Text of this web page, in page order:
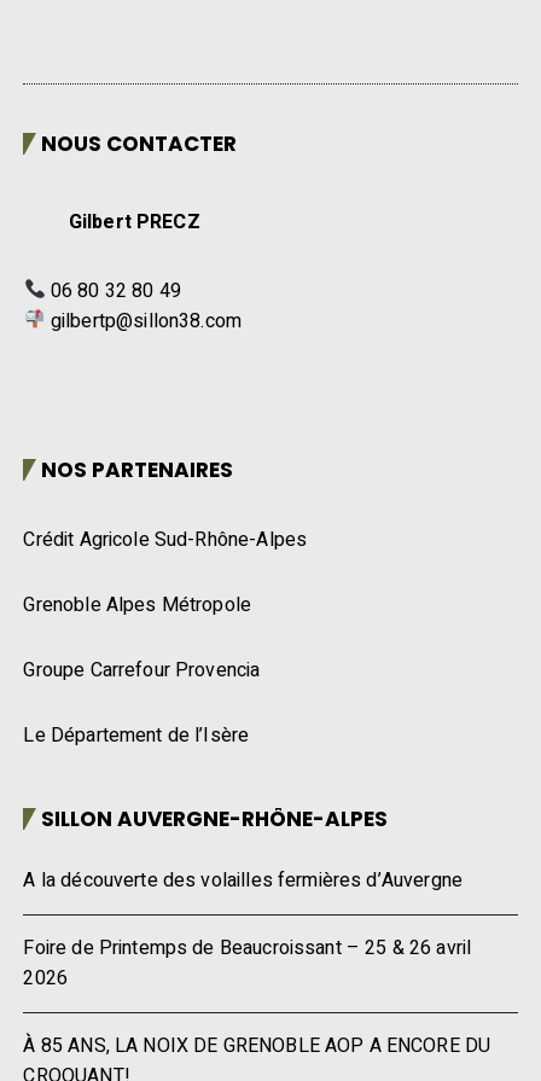
NOUS CONTACTER
Gilbert PRECZ
06 80 32 80 49
gilbertp@sillon38.com
NOS PARTENAIRES
Crédit Agricole Sud-Rhône-Alpes
Grenoble Alpes Métropole
Groupe Carrefour Provencia
Le Département de l’Isère
SILLON AUVERGNE-RHÔNE-ALPES
A la découverte des volailles fermières d’Auvergne
Foire de Printemps de Beaucroissant – 25 & 26 avril
2026
À 85 ANS, LA NOIX DE GRENOBLE AOP A ENCORE DU